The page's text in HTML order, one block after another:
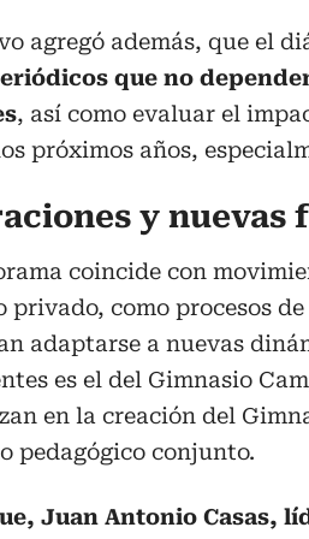
agregó además, que el
que no
, así como evaluar el
próximos años,
y nuevas
coincide con
privado, como procesos
adaptarse a nuevas
es el del Gimnasio
en la creación del
pedagógico conjunto.
Juan Antonio Casas,